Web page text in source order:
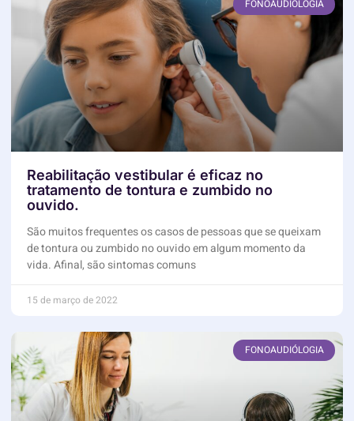
FONOAUDIÓLOGIA
Reabilitação vestibular é eficaz no
tratamento de tontura e zumbido no
ouvido.
São muitos frequentes os casos de pessoas que se queixam
de tontura ou zumbido no ouvido em algum momento da
vida. Afinal, são sintomas comuns
15 de março de 2022
FONOAUDIÓLOGIA